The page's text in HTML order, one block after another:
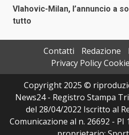
Vlahovic-Milan, l’annuncio a
tutto
Contatti Redazione
Privacy Policy Cookie
Copyright 2025 ©
News24 - Registro Stampa
del 28/04/2022 Iscritto al
Comunicazione al n. 26692 - PI